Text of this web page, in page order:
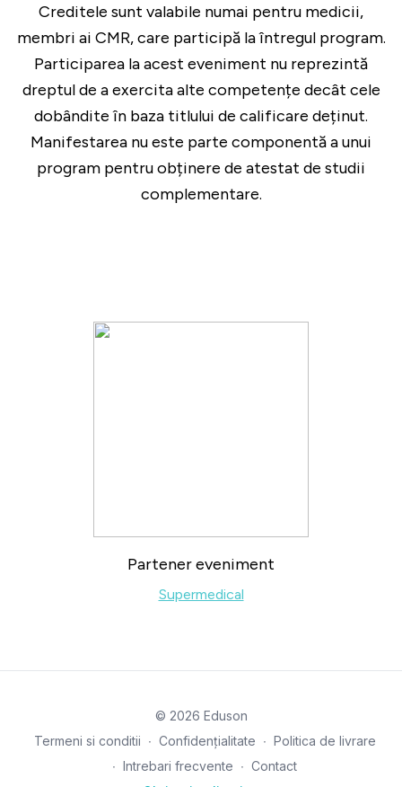
Creditele sunt valabile numai pentru medicii,
membri ai CMR, care participă la întregul program.
Participarea la acest eveniment nu reprezintă
dreptul de a exercita alte competențe decât cele
dobândite în baza titlului de calificare deținut.
Manifestarea nu este parte componentă a unui
program pentru obținere de atestat de studii
complementare.
Partener eveniment
Supermedical
© 2026 Eduson
Termeni si conditii ∙ Confidențialitate ∙ Politica de livrare
∙ Intrebari frecvente ∙ Contact